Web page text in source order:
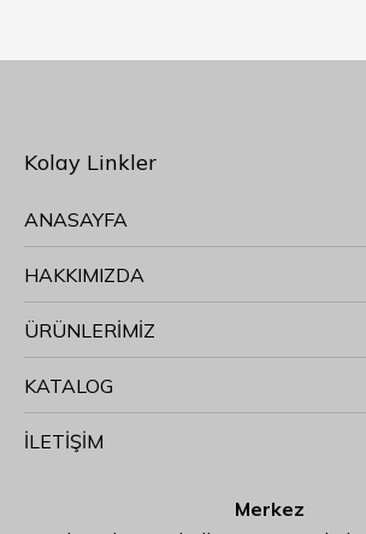
Kolay Linkler
ANASAYFA
HAKKIMIZDA
ÜRÜNLERİMİZ
KATALOG
İLETİŞİM
Merkez